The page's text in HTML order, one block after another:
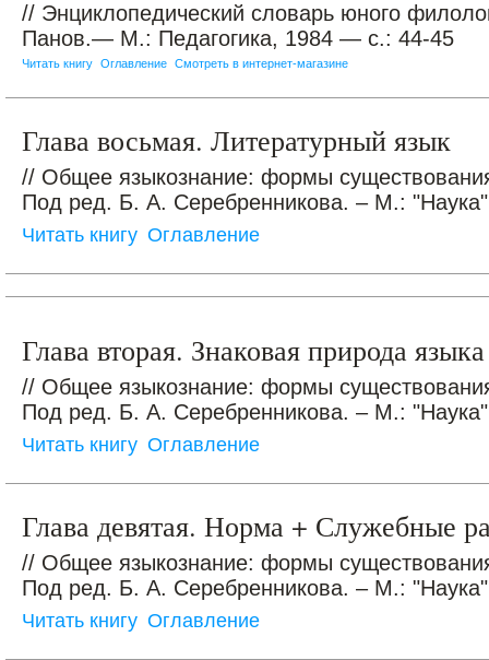
// Энциклопедический словарь юного
Панов.— М.: Педагогика, 1984 — с.: 44-45
Читать книгу Оглавление Смотреть в интернет-магазине
Глава восьмая. Литературный язык
// Общее языкознание: формы
Под ред. Б. А. Серебренникова. – М.:
Читать книгу Оглавление
Глава вторая. Знаковая природа языка
// Общее языкознание: формы
Под ред. Б. А. Серебренникова. – М.:
Читать книгу Оглавление
Глава девятая. Норма + Служебные
// Общее языкознание: формы
Под ред. Б. А. Серебренникова. – М.:
Читать книгу Оглавление